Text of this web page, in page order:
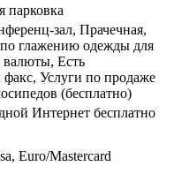
парковка
зал, Прачечная,
глажению одежды для
валюты, Есть
факс, Услуги по продаже
(бесплатно)
Интернет бесплатно
Euro/Mastercard